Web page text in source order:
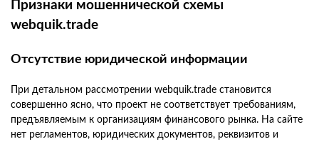
Признаки мошеннической схемы
webquik.trade
Отсутствие юридической информации
При детальном рассмотрении webquik.trade становится
совершенно ясно, что проект не соответствует требованиям,
предъявляемым к организациям финансового рынка. На сайте
нет регламентов, юридических документов, реквизитов и